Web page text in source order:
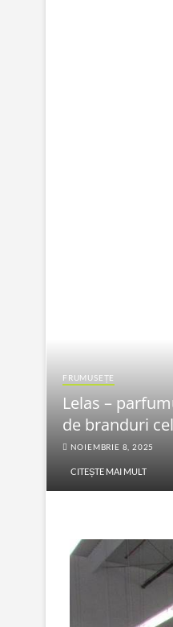
FRUMUSEȚE
Lelas –
de branduri
NOIEMBRIE 8, 2025
CITEȘTE MAI MULT